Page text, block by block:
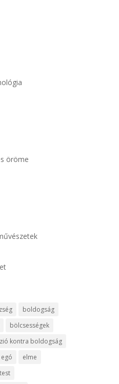
öröme
boldogság
bölcsességek
kontra boldogság
egó
elme